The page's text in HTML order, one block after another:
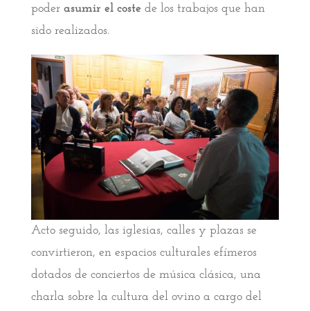
poder asumir el coste de los trabajos que han
sido realizados.
Acto seguido, las iglesias, calles y plazas se
convirtieron, en espacios culturales efímeros
dotados de conciertos de música clásica, una
charla sobre la cultura del ovino a cargo del